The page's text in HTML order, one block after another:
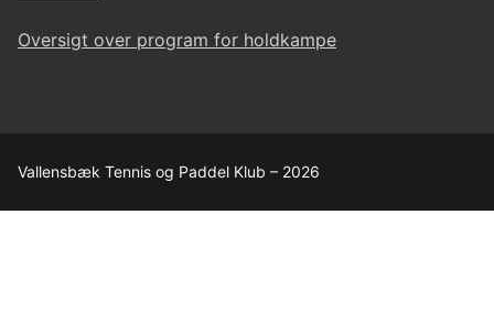
Oversigt over program for holdkampe
Vallensbæk Tennis og Paddel Klub – 2026